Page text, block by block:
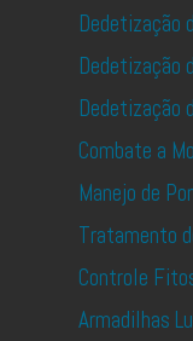
Dedetização
Dedetização
Dedetização
Combate a
Manejo de
Tratamento
Controle
Armadilhas